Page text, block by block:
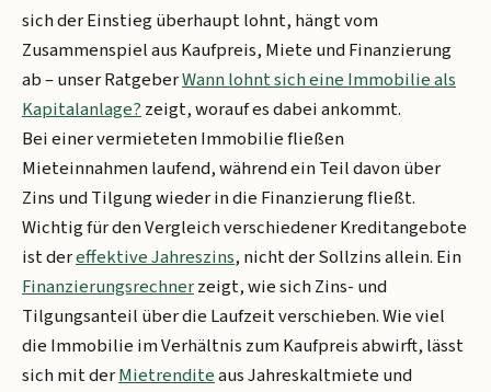
sich der Einstieg überhaupt lohnt, hängt vom
Zusammenspiel aus Kaufpreis, Miete und Finanzierung
ab – unser RatgeberWann lohnt sich eine Immobilie als
Kapitalanlage?zeigt, worauf es dabei ankommt.
Bei einer vermieteten Immobilie fließen
Mieteinnahmen laufend, während ein Teil davon über
Zins und Tilgung wieder in die Finanzierung fließt.
Wichtig für den Vergleich verschiedener Kreditangebote
ist dereffektive Jahreszins, nicht der Sollzins allein. Ein
Finanzierungsrechnerzeigt, wie sich Zins- und
Tilgungsanteil über die Laufzeit verschieben. Wie viel
die Immobilie im Verhältnis zum Kaufpreis abwirft, lässt
sich mit derMietrenditeaus Jahreskaltmiete und